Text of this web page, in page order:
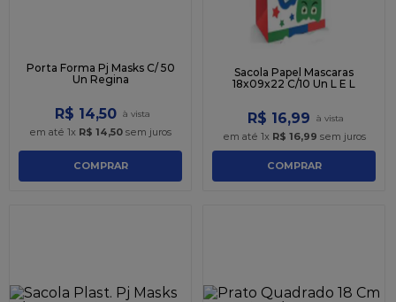
Porta Forma Pj Masks C/ 50
Un Regina
R$ 14,50
em até 1x R$ 14,50 sem juros
COMPRAR
Sacola Papel Mascaras
18x09x22 C/10 Un L E L
R$ 16,99
em até 1x R$ 16,99 sem juros
COMPRAR